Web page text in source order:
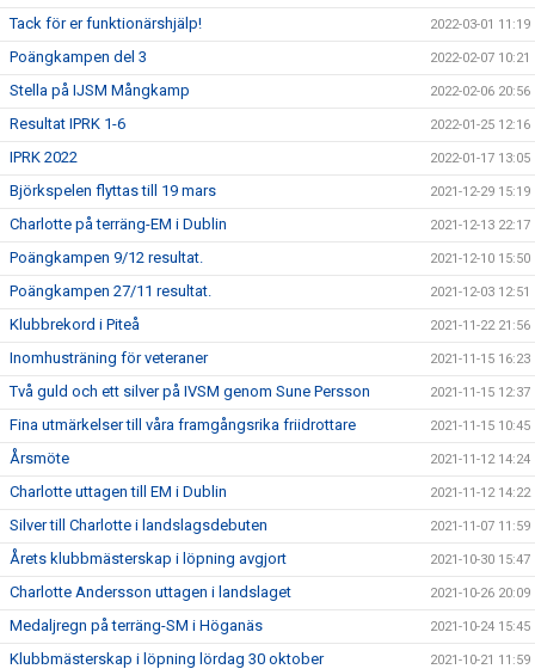
Tack för er funktionärshjälp! 2022-03-01 11:19
Poängkampen del 3 2022-02-07 10:21
Stella på IJSM Mångkamp 2022-02-06 20:56
Resultat IPRK 1-6 2022-01-25 12:16
IPRK 2022 2022-01-17 13:05
Björkspelen flyttas till 19 mars 2021-12-29 15:19
Charlotte på terräng-EM i Dublin 2021-12-13 22:17
Poängkampen 9/12 resultat. 2021-12-10 15:50
Poängkampen 27/11 resultat. 2021-12-03 12:51
Klubbrekord i Piteå 2021-11-22 21:56
Inomhusträning för veteraner 2021-11-15 16:23
Två guld och ett silver på IVSM genom Sune Persson 2021-11-15 12:37
Fina utmärkelser till våra framgångsrika friidrottare 2021-11-15 10:45
Årsmöte 2021-11-12 14:24
Charlotte uttagen till EM i Dublin 2021-11-12 14:22
Silver till Charlotte i landslagsdebuten 2021-11-07 11:59
Årets klubbmästerskap i löpning avgjort 2021-10-30 15:47
Charlotte Andersson uttagen i landslaget 2021-10-26 20:09
Medaljregn på terräng-SM i Höganäs 2021-10-24 15:45
Klubbmästerskap i löpning lördag 30 oktober 2021-10-21 11:59